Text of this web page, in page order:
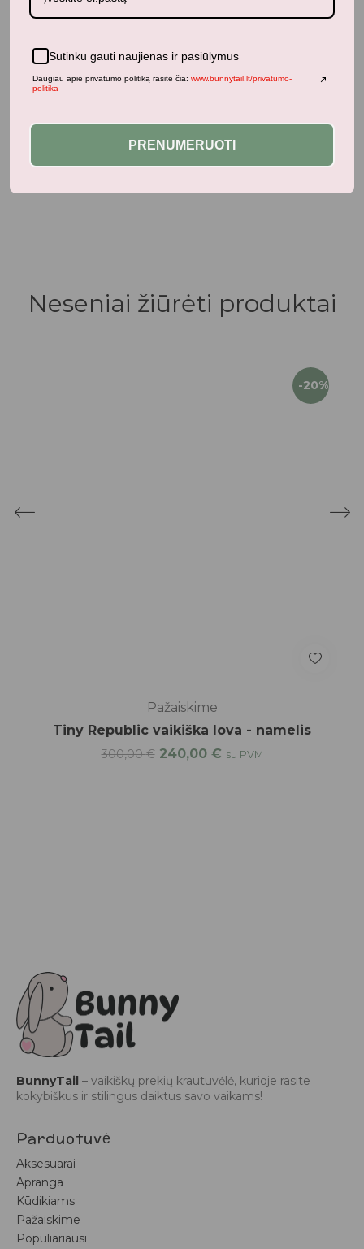
Neseniai žiūrėti produktai
-20%
Pažaiskime
Tiny Republic vaikiška lova - namelis
300,00€ 240,00 € su PVM
BunnyTail – vaikiškų prekių krautuvėlė, kurioje rasite
kokybiškus ir stilingus daiktus savo vaikams!
Parduotuvė
Aksesuarai
Apranga
Kūdikiams
Pažaiskime
Populiariausi
Sutinku gauti naujienas ir pasiūlymus
Daugiau apie privatumo politiką rasite čia: www.bunnytail.lt/privatumo-
politika
PRENUMERUOTI